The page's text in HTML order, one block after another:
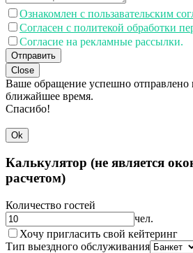
Ознакомлен с пользавательским
Согласен с политекой обработки
Согласие на рекламные рассылки.
Отправить
Close
Ваше обращение успешно отправлено
ближайшее время.
Спасибо!
Ok
Калькулятор (не является
расчетом)
Количество гостей
чел.
Хочу пригласить свой кейтеринг
Тип выездного обслуживания